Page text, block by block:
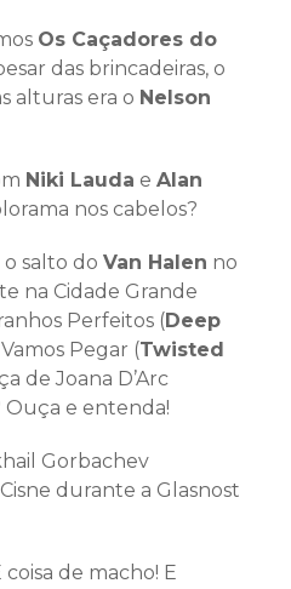
Os Caçadores do
das brincadeiras, o
alturas era o Nelson
Niki Lauda e Alan
nos cabelos?
salto do Van Halen no
na Cidade Grande
Perfeitos (Deep
Pegar (Twisted
de Joana D’Arc
Ouça e entenda!
Gorbachev
durante a Glasnost
coisa de macho! E